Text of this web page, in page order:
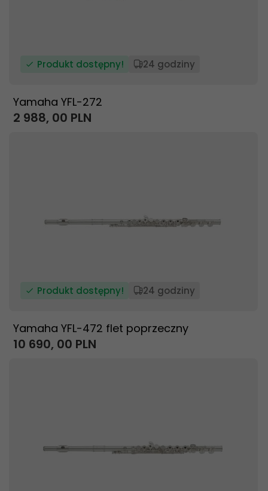
Produkt dostępny! 24 godziny
Yamaha YFL-272
2 988, 00 PLN
Produkt dostępny! 24 godziny
Yamaha YFL-472 flet poprzeczny
10 690, 00 PLN